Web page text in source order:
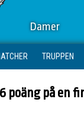
Damer
TRUPPEN
poäng på en